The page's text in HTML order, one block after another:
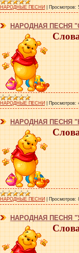
НАРОДНЫЕ ПЕСНИ Просмотров:
НАРОДНАЯ ПЕСНЯ
НАРОДНЫЕ ПЕСНИ Просмотров:
НАРОДНАЯ ПЕСНЯ
НАРОДНЫЕ ПЕСНИ Просмотров:
НАРОДНАЯ ПЕСНЯ